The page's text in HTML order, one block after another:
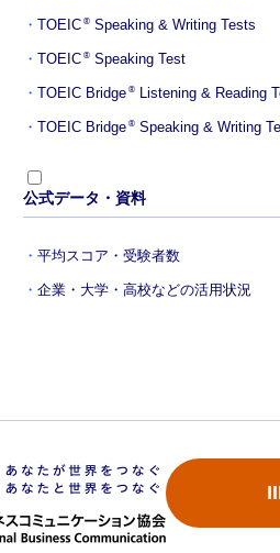
TOEIC ® Speaking & Writing Tests
TOEIC ® Speaking Test
TOEIC Bridge ® Listening & Reading
TOEIC Bridge ® Speaking & Writing
公式データ・資料
平均スコア・受験者数
企業・大学・高校などの活用状況